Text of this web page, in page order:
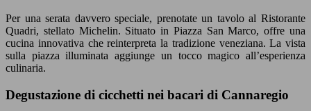
Per una serata davvero speciale, prenotate un tavolo al Ristorante
Quadri, stellato Michelin. Situato in Piazza San Marco, offre una
cucina innovativa che reinterpreta la tradizione veneziana. La vista
sulla piazza illuminata aggiunge un tocco magico all’esperienza
culinaria.
Degustazione di cicchetti nei bacari di Cannaregio